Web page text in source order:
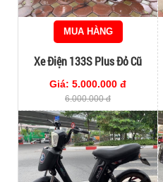
MUA HÀNG
Xe Điện 133S Plus Đỏ Cũ
Giá: 5.000.000 đ
6.000.000 đ